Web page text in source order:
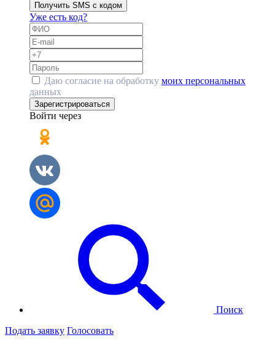
Получить SMS с кодом
Уже есть код?
Даю согласие на обработку моих персональных
данных
Зарегистрироваться
Войти через
Поиск
Подать заявку Голосовать